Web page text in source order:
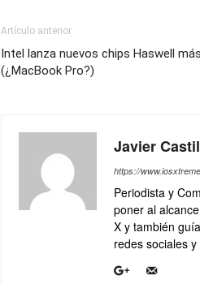
Artículo anterior
Intel lanza nuevos chips Haswell
(¿MacBook Pro?)
Javier
https://
Periodista y
poner al
X y también
redes sociales